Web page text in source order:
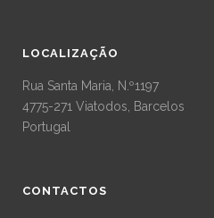
LOCALIZAÇÃO
Rua Santa Maria, N.º1197
4775-271 Viatodos, Barcelos
Portugal
CONTACTOS